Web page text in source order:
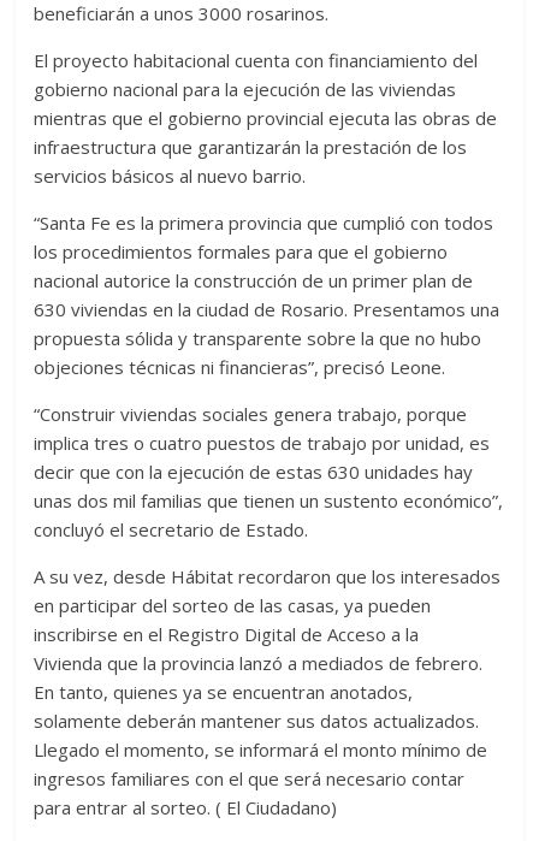
beneficiarán a unos 3000 rosarinos.
El proyecto habitacional cuenta con financiamiento del
gobierno nacional para la ejecución de las viviendas
mientras que el gobierno provincial ejecuta las obras de
infraestructura que garantizarán la prestación de los
servicios básicos al nuevo barrio.
“Santa Fe es la primera provincia que cumplió con todos
los procedimientos formales para que el gobierno
nacional autorice la construcción de un primer plan de
630 viviendas en la ciudad de Rosario. Presentamos una
propuesta sólida y transparente sobre la que no hubo
objeciones técnicas ni financieras”, precisó Leone.
“Construir viviendas sociales genera trabajo, porque
implica tres o cuatro puestos de trabajo por unidad, es
decir que con la ejecución de estas 630 unidades hay
unas dos mil familias que tienen un sustento económico”,
concluyó el secretario de Estado.
A su vez, desde Hábitat recordaron que los interesados
en participar del sorteo de las casas, ya pueden
inscribirse en el Registro Digital de Acceso a la
Vivienda que la provincia lanzó a mediados de febrero.
En tanto, quienes ya se encuentran anotados,
solamente deberán mantener sus datos actualizados.
Llegado el momento, se informará el monto mínimo de
ingresos familiares con el que será necesario contar
para entrar al sorteo. ( El Ciudadano)